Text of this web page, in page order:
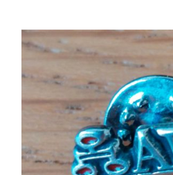
ADD TO CART /